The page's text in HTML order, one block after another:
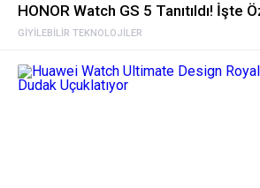
GIYILEBILIR TEKNOLOJILER
HONOR Watch GS 5 Tanıtıldı! İşte